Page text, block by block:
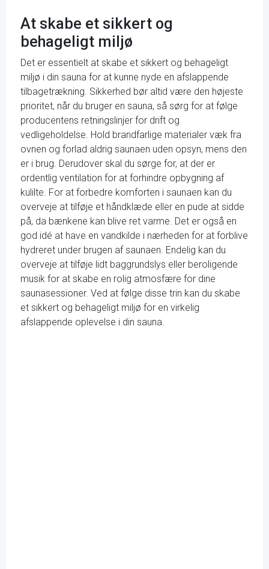
At skabe et sikkert og
behageligt miljø
Det er essentielt at skabe et sikkert og behageligt
miljø i din sauna for at kunne nyde en afslappende
tilbagetrækning. Sikkerhed bør altid være den højeste
prioritet, når du bruger en sauna, så sørg for at følge
producentens retningslinjer for drift og
vedligeholdelse. Hold brandfarlige materialer væk fra
ovnen og forlad aldrig saunaen uden opsyn, mens den
er i brug. Derudover skal du sørge for, at der er
ordentlig ventilation for at forhindre opbygning af
kulilte. For at forbedre komforten i saunaen kan du
overveje at tilføje et håndklæde eller en pude at sidde
på, da bænkene kan blive ret varme. Det er også en
god idé at have en vandkilde i nærheden for at forblive
hydreret under brugen af saunaen. Endelig kan du
overveje at tilføje lidt baggrundslys eller beroligende
musik for at skabe en rolig atmosfære for dine
saunasessioner. Ved at følge disse trin kan du skabe
et sikkert og behageligt miljø for en virkelig
afslappende oplevelse i din sauna.